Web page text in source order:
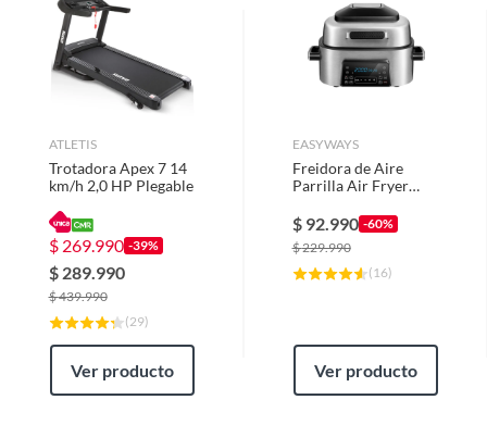
Complementa tu Cocina con
Otros Electrodomésticos
ATLETIS
Trotadora Apex 7 14
km/h 2,0 HP Plegable
$ 269.990 -39%
$ 289.990
$439.990
(29)
Ver producto
EASYWAYS
Freidora de Aire
Parrilla Air Fryer
$ 92.990 -60%
$229.990
( 16)
Ver producto